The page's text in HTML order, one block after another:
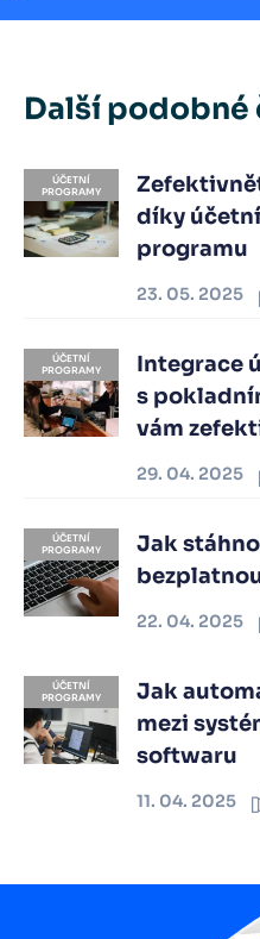
Další podobné
ÚČETNÍ
PROGRAMY
díky
programu
23. 05. 2025
ÚČETNÍ
PROGRAMY
Integrace
s
vám
29. 04. 2025
ÚČETNÍ
PROGRAMY
Jak
22. 04. 2025
ÚČETNÍ
PROGRAMY
Jak
mezi
softwaru
11. 04. 2025